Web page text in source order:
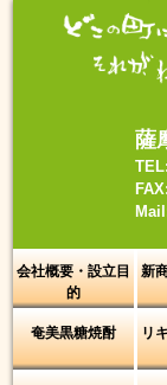
薩
会社概要・設立目
的
新
奄美黒糖焼酎
リ